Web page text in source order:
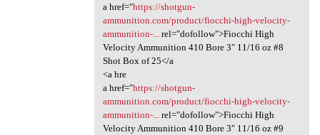
a href="https://shotgun-
ammunition.com/product/fiocchi-high-velocity-
ammunition-...rel="dofollow">Fiocchi High
Velocity Ammunition 410 Bore 3″ 11/16 oz #8
Shot Box of 25</a
<a hre
a href="https://shotgun-
ammunition.com/product/fiocchi-high-velocity-
ammunition-...rel="dofollow">Fiocchi High
Velocity Ammunition 410 Bore 3″ 11/16 oz #9